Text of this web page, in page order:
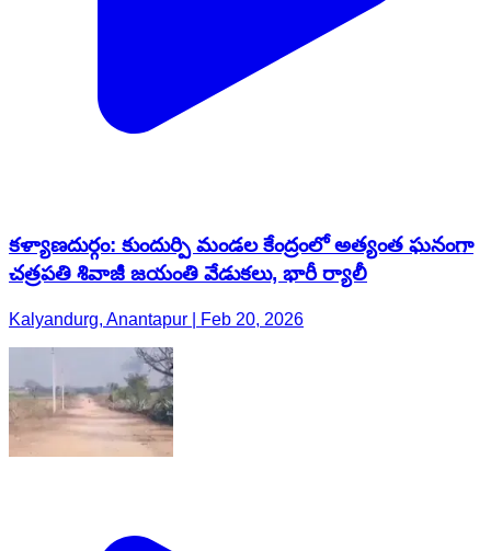
కళ్యాణదుర్గం: కుందుర్పి మండల కేంద్రంలో అత్యంత ఘనంగా
చత్రపతి శివాజీ జయంతి వేడుకలు, భారీ ర్యాలీ
Kalyandurg, Anantapur | Feb 20, 2026